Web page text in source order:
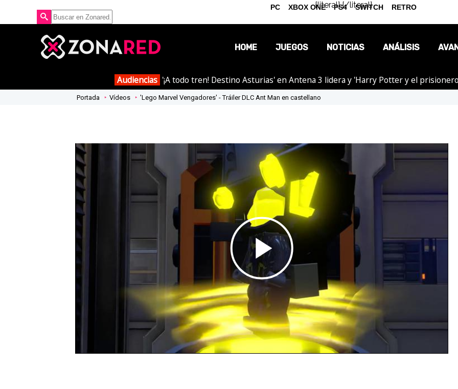
{literal}{/literal}
HOME JUEGOS NOTICIAS
OPINIÓN
ANÁLISIS
Audiencias '¡A todo tren! Destino Asturias' en Antena 3 lidera y 'Harry Potter y el
Portada Vídeos 'Lego Marvel Vengadores' - Tráiler DLC Ant Man en castellano
Play
Video
PC XBOX ONE PS4 SWITCH RETRO